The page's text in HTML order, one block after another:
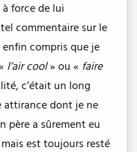
force de lui
commentaire sur le
compris que je
l’air cool» ou « faire
c’était un long
attirance dont je ne
père a sûrement eu
est toujours resté